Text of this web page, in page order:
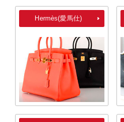
Hermès(愛馬仕)